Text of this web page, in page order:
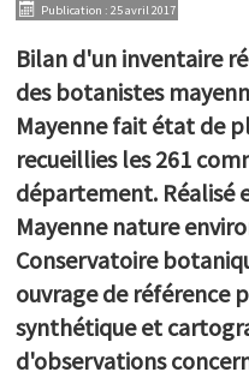
OBSERVATOIRE DES MILIEUX
OBSERVATOIRE DES PLANTES
ESPACE DOCUMENTAIRE
Portail documentaire
Atlas et flores
Revue E.R.I.C.A.
Cahiers scientifiques et
Rapports d'activité
Colloques scientifiques
Expositions itinérantes
Publication : 25 avril 2017
Bilan d'un inventaire
des botanistes
Mayenne fait état de
recueillies les 261
département. Réalisé
Mayenne nature
Conservatoire
ouvrage de référence
synthétique et
d'observations